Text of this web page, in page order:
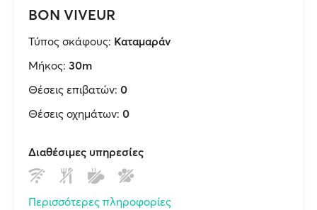
BON VIVEUR
Τύπος σκάφους: Καταμαράν
Μήκος: 30m
Θέσεις επιβατών: 0
Θέσεις οχημάτων: 0
Διαθέσιμες υπηρεσίες
Περισσότερες πληροφορίες